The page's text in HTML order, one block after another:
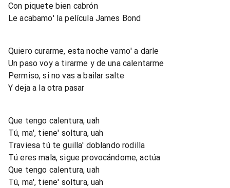
Con piquete bien cabrón
Le acabamo' la película James Bond
Quiero curarme, esta noche vamo' a darle
Un paso voy a tirarme y de una calentarme
Permiso, si no vas a bailar salte
Y deja a la otra pasar
Que tengo calentura, uah
Tú, ma', tiene' soltura, uah
Traviesa tú te guilla' doblando rodilla
Tú eres mala, sigue provocándome, actúa
Que tengo calentura, uah
Tú, ma', tiene' soltura, uah